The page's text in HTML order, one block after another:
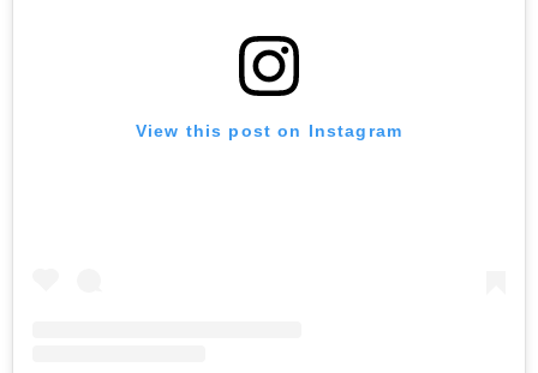
View this post on Instagram